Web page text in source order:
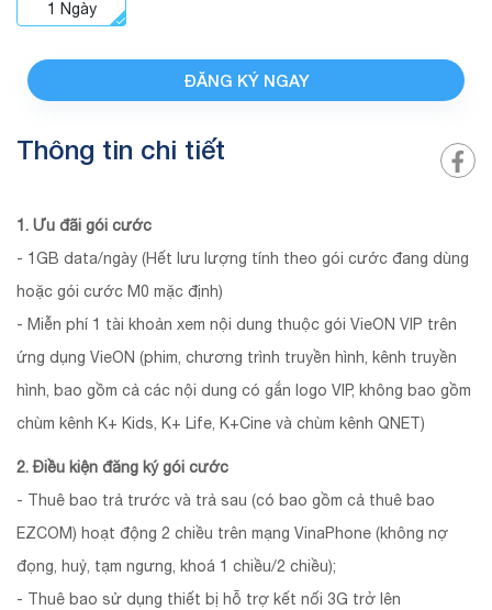
1 Ngày
ĐĂNG KÝ NGAY
Thông tin chi tiết
1. Ưu đãi gói cước
- 1GB data/ngày (Hết lưu lượng tính theo gói cước đang dùng
hoặc gói cước M0 mặc định)
- Miễn phí 1 tài khoản xem nội dung thuộc gói VieON VIP trên
ứng dụng VieON (phim, chương trình truyền hình, kênh truyền
hình, bao gồm cả các nội dung có gắn logo VIP, không bao gồm
chùm kênh K+ Kids, K+ Life, K+Cine và chùm kênh QNET)
2. Điều kiện đăng ký gói cước
- Thuê bao trả trước và trả sau (có bao gồm cả thuê bao
EZCOM) hoạt động 2 chiều trên mạng VinaPhone (không nợ
đọng, huỷ, tạm ngưng, khoá 1 chiều/2 chiều);
- Thuê bao sử dụng thiết bị hỗ trợ kết nối 3G trở lên